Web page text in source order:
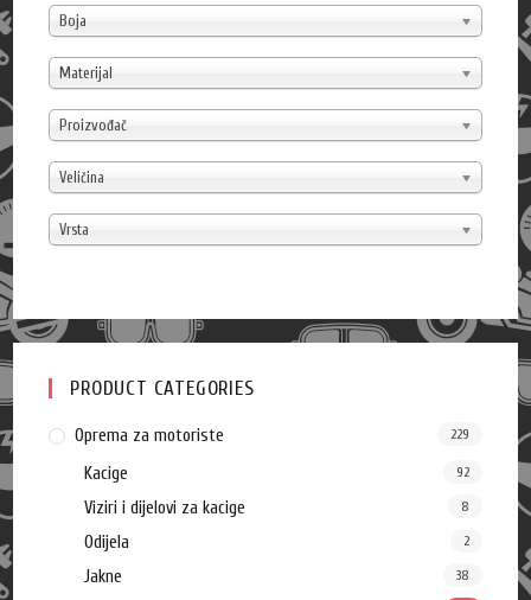
Boja
Materijal
Proizvođač
Veličina
Vrsta
PRODUCT CATEGORIES
Oprema za motoriste 229
Kacige 92
Viziri i dijelovi za kacige 8
Odijela 2
Jakne 38